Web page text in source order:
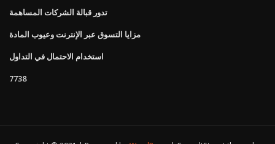
تدور قبالة الشركات المساهمة
مزايا التسوق عبر الإنترنت وعيوب المادة
استخدام الاحتمال في التداول
7738